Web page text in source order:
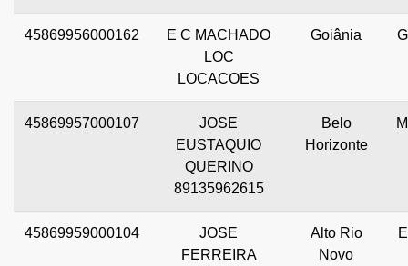
45869956000162
E C MACHADO
LOC
LOCACOES
Goiânia
45869957000107
JOSE
EUSTAQUIO
QUERINO
89135962615
Belo
Horizonte
45869959000104
JOSE
FERREIRA
Alto Rio
Novo